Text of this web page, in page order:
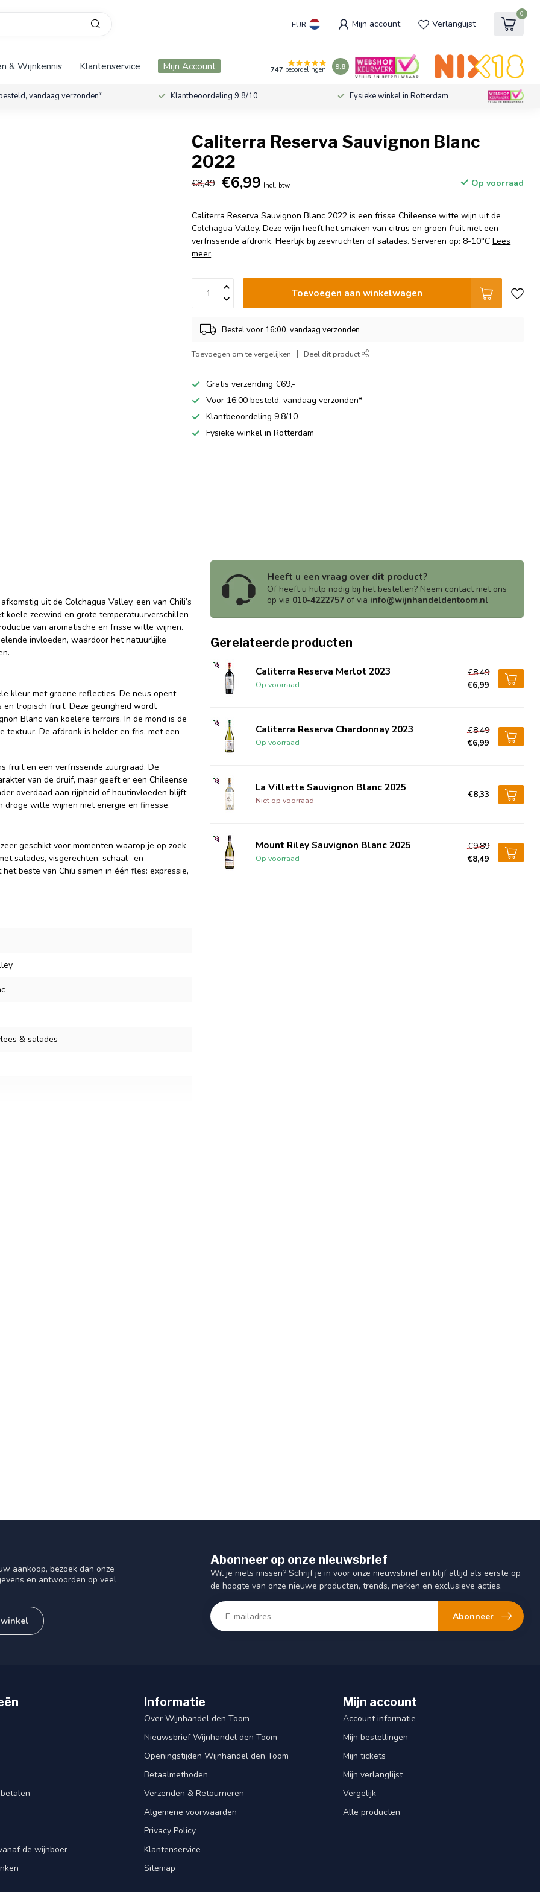
EUR Mijn account Verlanglijst
0
& Wijnkennis Klantenservice Mijn Account 747 beoordelingen 9.8
vandaag verzonden* Klantbeoordeling 9.8/10 Fysieke winkel in Rotterdam
Caliterra Reserva Sauvignon Blanc
2022
€8,49 €6,99 Incl. btw Op voorraad
Caliterra Reserva Sauvignon Blanc 2022 is een frisse Chileense witte wijn uit de
Colchagua Valley. Deze wijn heeft het smaken van citrus en groen fruit met een
verfrissende afdronk. Heerlijk bij zeevruchten of salades. Serveren op: 8-10°CLees
meer.
Toevoegen aan winkelwagen
Bestel voor 16:00, vandaag verzonden
Toevoegen om te vergelijken Deel dit product
Gratis verzending €69,-
Voor 16:00 besteld, vandaag verzonden*
Klantbeoordeling 9.8/10
Fysieke winkel in Rotterdam
uit de Colchagua Valley, een van Chili’s
koele zeewind en grote temperatuurverschillen
van aromatische en frisse witte wijnen.
invloeden, waardoor het natuurlijke
kleur met groene reflecties. De neus opent
en tropisch fruit. Deze geurigheid wordt
Blanc van koelere terroirs. In de mond is de
textuur. De afdronk is helder en fris, met een
fruit en een verfrissende zuurgraad. De
van de druif, maar geeft er een Chileense
overdaad aan rijpheid of houtinvloeden blijft
droge witte wijnen met energie en finesse.
geschikt voor momenten waarop je op zoek
salades, visgerechten, schaal- en
beste van Chili samen in één fles: expressie,
& salades
Heeft u een vraag over dit product?
Of heeft u hulp nodig bij het bestellen? Neem contact met ons
op via 010-4222757 of via info@wijnhandeldentoom.nl
Gerelateerde producten
Caliterra Reserva Merlot 2023
Op voorraad
€8,49
€6,99
Caliterra Reserva Chardonnay 2023
Op voorraad
€8,49
€6,99
La Villette Sauvignon Blanc 2025
Niet op voorraad
€8,33
Mount Riley Sauvignon Blanc 2025
Op voorraad
€9,89
€8,49
aankoop, bezoek dan onze
en antwoorden op veel
Abonneer op onze nieuwsbrief
Wil je niets missen? Schrijf je in voor onze nieuwsbrief en blijf altijd als eerste op
de hoogte van onze nieuwe producten, trends, merken en exclusieve acties.
Abonneer
de wijnboer
Informatie
Over Wijnhandel den Toom
Nieuwsbrief Wijnhandel den Toom
Openingstijden Wijnhandel den Toom
Betaalmethoden
Verzenden & Retourneren
Algemene voorwaarden
Privacy Policy
Klantenservice
Sitemap
Mijn account
Account informatie
Mijn bestellingen
Mijn tickets
Mijn verlanglijst
Vergelijk
Alle producten